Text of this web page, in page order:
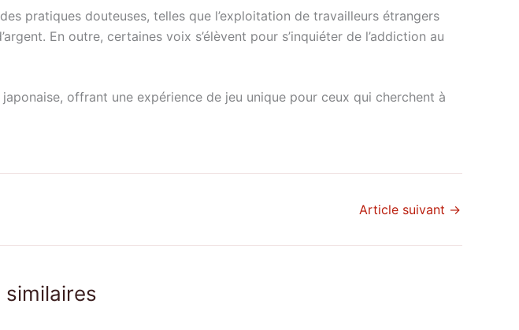
pratiques douteuses, telles que l’exploitation de travailleurs étrangers
En outre, certaines voix s’élèvent pour s’inquiéter de l’addiction au
offrant une expérience de jeu unique pour ceux qui cherchent à
Article suivant →
similaires